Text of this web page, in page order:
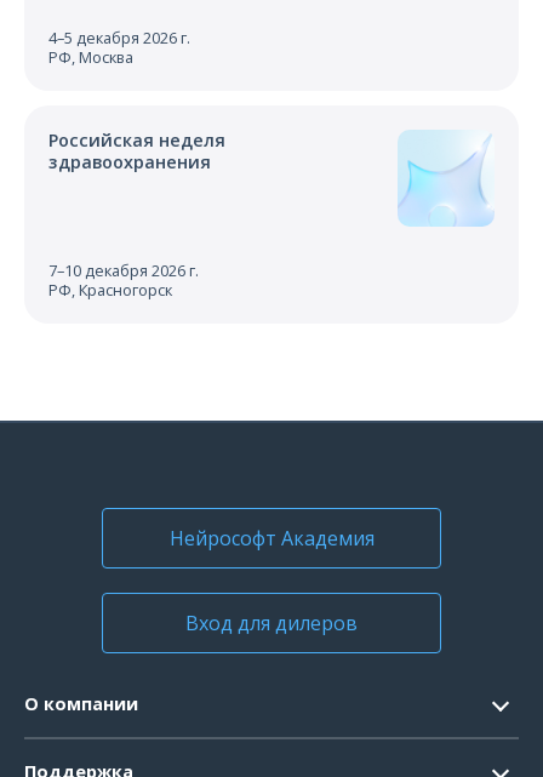
4–5 декабря 2026 г.
РФ, Москва
Российская неделя
здравоохранения
7–10 декабря 2026 г.
РФ, Красногорск
Нейрософт Академия
Вход для дилеров
О компании
Поддержка